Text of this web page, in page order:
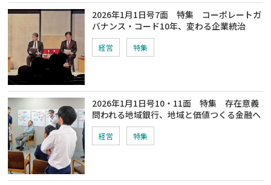
2026年1月1日号7面 特集 コーポレートガ
バナンス・コード10年、変わる企業統治
経営 特集
2026年1月1日号10・11面 特集 存在意義
問われる地域銀行、地域と価値つくる金融へ
経営 特集